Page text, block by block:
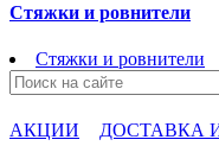
Стяжки и ровнители
Стяжки и ровнители
АКЦИИ ДОСТАВКА